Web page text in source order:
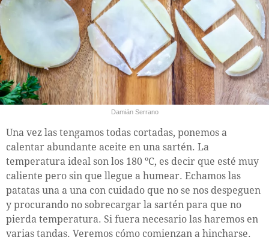
Damián Serrano
Una vez las tengamos todas cortadas, ponemos a
calentar abundante aceite en una sartén. La
temperatura ideal son los 180 ºC, es decir que esté muy
caliente pero sin que llegue a humear. Echamos las
patatas una a una con cuidado que no se nos despeguen
y procurando no sobrecargar la sartén para que no
pierda temperatura. Si fuera necesario las haremos en
varias tandas. Veremos cómo comienzan a hincharse.